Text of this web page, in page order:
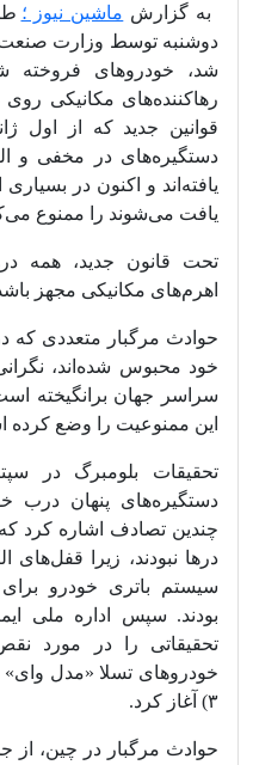
به گزارش ماشین نیوز ؛
دوشنبه توسط وزارت صنعت
شد، خودروهای فروخته
رهاکننده‌های مکانیکی
دستگیره‌های در مخفی و
یافته‌اند و اکنون در
یافت می‌شوند را ممنوع
تحت قانون جدید، همه
اهرم‌های مکانیکی مجهز
حوادث مرگبار متعددی که
خود محبوس شده‌اند،
سراسر جهان برانگیخته
این ممنوعیت را وضع کرده
تحقیقات بلومبرگ در
دستگیره‌های پنهان درب
چندین تصادف اشاره کرد که
درها نبودند، زیرا قفل‌های
سیستم باتری خودرو
بودند. سپس اداره ملی
تحقیقاتی را در مورد
۳) آغاز کرد.
حوادث مرگبار در چین،